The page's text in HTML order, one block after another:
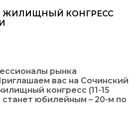
ЖИЛИЩНЫЙ КОНГРЕСС
рынка
вас на Сочинский
конгресс (11-15
юбилейным – 20-м по